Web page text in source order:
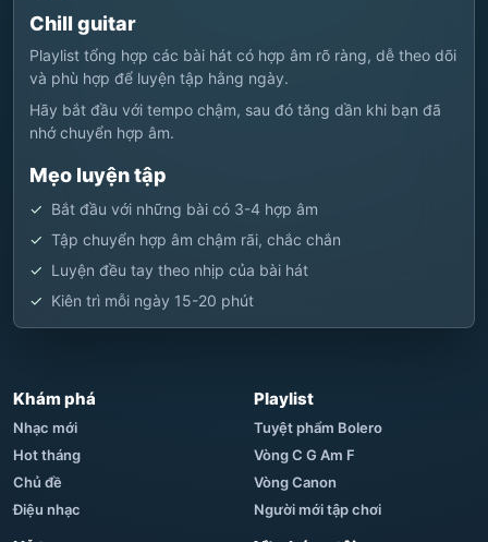
Chill guitar
Playlist tổng hợp các bài hát có hợp âm rõ ràng, dễ theo dõi
và phù hợp để luyện tập hằng ngày.
Hãy bắt đầu với tempo chậm, sau đó tăng dần khi bạn đã
nhớ chuyển hợp âm.
Mẹo luyện tập
Bắt đầu với những bài có 3-4 hợp âm
Tập chuyển hợp âm chậm rãi, chắc chắn
Luyện đều tay theo nhịp của bài hát
Kiên trì mỗi ngày 15-20 phút
Khám phá
Nhạc mới
Hot tháng
Chủ đề
Điệu nhạc
Playlist
Tuyệt phẩm Bolero
Vòng C G Am F
Vòng Canon
Người mới tập chơi